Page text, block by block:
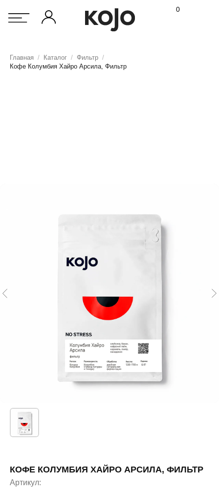
Главная / Каталог / Фильтр /
Кофе Колумбия Хайро Арсила, Фильтр
КОФЕ КОЛУМБИЯ ХАЙРО АРСИЛА, ФИЛЬТР
Артикул: